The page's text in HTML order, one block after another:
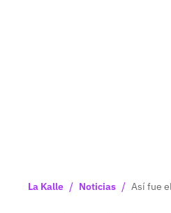
La Kalle / Noticias / Así fue